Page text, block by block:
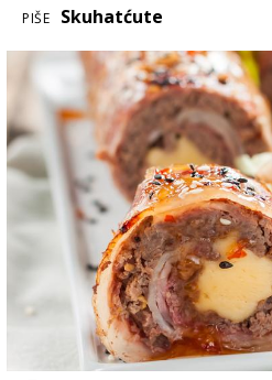
PIŠE Skuhatćute